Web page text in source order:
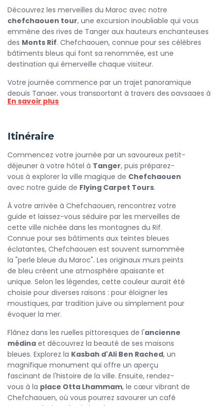
Découvrez les merveilles du Maroc avec notre
chefchaouen tour, une excursion inoubliable qui vous
emmène des rives de Tanger aux hauteurs enchanteuses
des Monts Rif. Chefchaouen, connue pour ses célèbres
bâtiments bleus qui font sa renommée, est une
destination qui émerveille chaque visiteur.
Votre journée commence par un trajet panoramique
depuis Tanger, vous transportant à travers des paysages à
couper le souffle. En approchant de Chefchaouen, laissez-
de l'ancienne médina, où chaque coin de rue dévoile un
tableau vibrant de bleu et de blanc. Admirez les façades
peintes, les balcons en fer forgé et les portes sculptées. La
douceur de l'atmosphère invitera à flâner et à explorer
Ne manquez pas de visiter la place Uta el-Hammam
cœur battant de Chefchaouen. Idyllique, cette place est
bordée de cafés accueillants où vous pourrez déguster un
traditionnel thé à la menthe tout en observant le va-et-
vient des habitants. Pour les amateurs de culture, une
visite de lakasbah voisine, avec son jardin paisible et son
musée, est un must pour en apprendre davantage sur
l'histoire locale.
Les passionnés de photographie seront comblés par les
opportunités uniques qu’offre cette ville pittoresque.
Chaque instant passé à Chefchaouen est l'occasion de
capter la beauté de ses paysages et l'authenticité de sa
culture.
Après une journée bien remplie, notre équipe vous
ramènera à Tanger, le cœur plein de souvenirs et de
nouvelles découvertes. Réservez dès aujourd'hui votre
En savoir plus
Itinéraire
Commencez votre journée par un savoureux petit-
déjeuner à votre hôtel à Tanger, puis préparez-
vous à explorer la ville magique de Chefchaouen
avec notre guide de Flying Carpet Tours.
À votre arrivée à Chefchaouen, rencontrez votre
guide et laissez-vous séduire par les merveilles de
cette ville nichée dans les montagnes du Rif.
Connue pour ses bâtiments aux teintes bleues
éclatantes, Chefchaouen est souvent surnommée
la "perle bleue du Maroc". Les originaux murs peints
de bleu créent une atmosphère apaisante et
unique. Selon les légendes, cette couleur aurait été
choisie pour diverses raisons : pour éloigner les
moustiques, par tradition juive ou simplement pour
évoquer la mer.
Flânez dans les ruelles pittoresques de l'ancienne
médina et découvrez la beauté de ses maisons
bleues. Explorez la Kasbah d'Ali Ben Rached, un
magnifique monument qui offre un aperçu
fascinant de l'histoire de la ville. Ensuite, rendez-
vous à la place Otta Lhammam, le cœur vibrant de
Chefchaouen, où vous pourrez savourer un café